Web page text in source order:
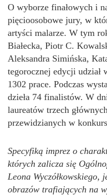
O wyborze finałowych i
pięcioosobowe jury, w
artyści malarze. W tym
Białecka, Piotr C.
Aleksandra Simińska,
tegorocznej edycji udział
1302 prace. Podczas
dzieła 74 finalistów. W
laureatów trzech
przewidzianych w
Specyfiką imprez o
których zalicza się
Leona Wyczółkowskiego,
obrazów trafiających na